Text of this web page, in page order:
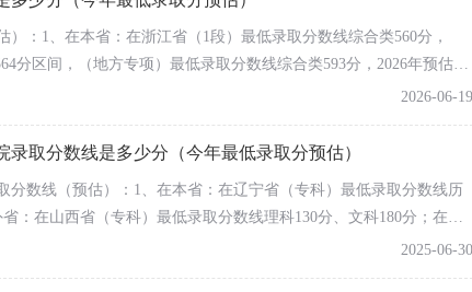
100713
426
495 29189 446
19508 486
）：1、在本省：在浙江省（1段）最低录取分数线综合类560分，
分区间，（地方专项）最低录取分数线综合类593分，2026年预估录
在外省：在新疆（本二）2025最低录取分数线理科417分、文科448
3分，基本持平。
2026-06-19
录取分数线是多少分（今年最低录取分预估）
分数线（预估）：1、在本省：在辽宁省（专科）最低录取分数线历
：在山西省（专科）最低录取分数线理科130分、文科180分；在河
分、物理类386分；在山东省（2段）最低录取分数线综合类417
2025-06-30